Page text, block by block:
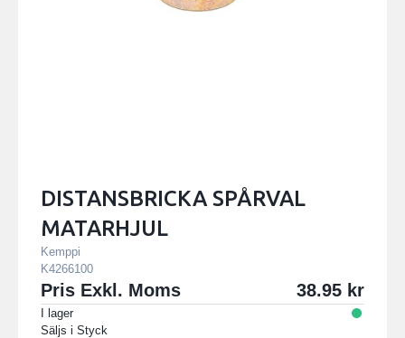
DISTANSBRICKA SPÅRVAL
MATARHJUL
Kemppi
K4266100
Pris Exkl. Moms 38.95
I lager
Säljs i Styck